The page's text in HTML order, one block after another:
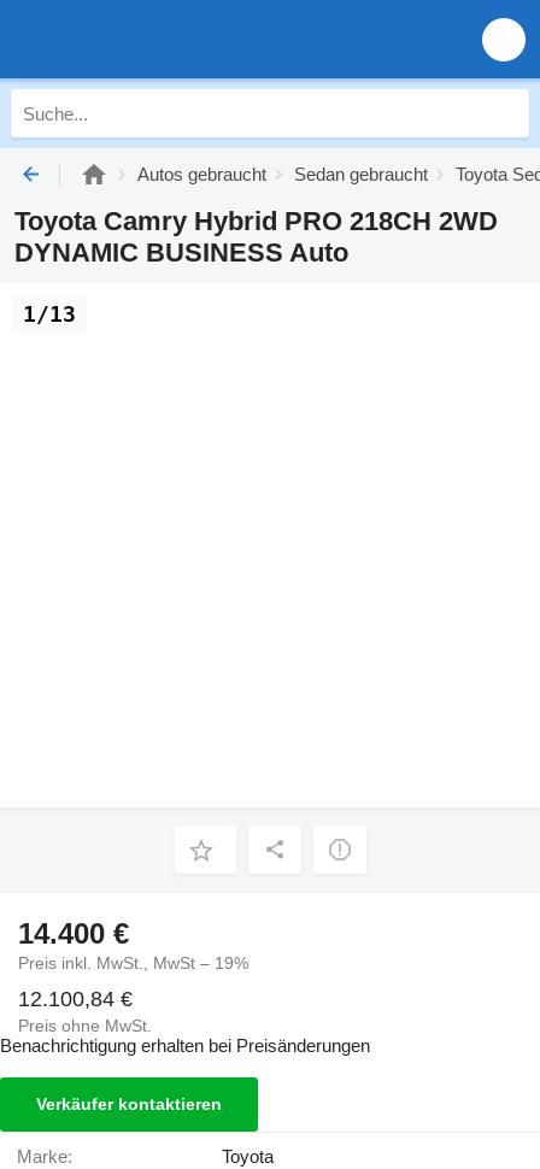
Autos gebraucht Sedan gebraucht Toyota
Toyota Camry Hybrid PRO 218CH 2WD
DYNAMIC BUSINESS Auto
1/13
14.400 €
Preis inkl. MwSt., MwSt – 19%
12.100,84 €
Preis ohne MwSt.
Benachrichtigung erhalten bei Preisänderungen
Verkäufer kontaktieren
Marke: Toyota